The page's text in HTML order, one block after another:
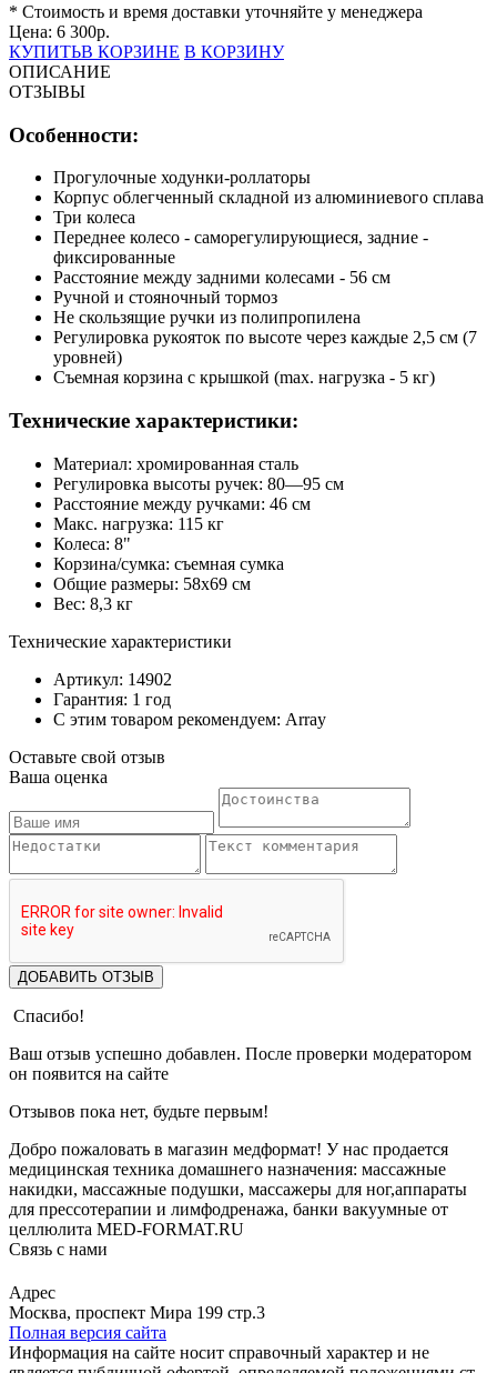
* Стоимость и время доставки уточняйте у менеджера
Цена: 6 300р.
КУПИТЬВ КОРЗИНЕ В КОРЗИНУ
ОПИСАНИЕ
ОТЗЫВЫ
Особенности:
Прогулочные ходунки-роллаторы
Корпус облегченный складной из алюминиевого сплава
Три колеса
Переднее колесо - саморегулирующиеся, задние -
фиксированные
Расстояние между задними колесами - 56 см
Ручной и стояночный тормоз
Не скользящие ручки из полипропилена
Регулировка рукояток по высоте через каждые 2,5 см (7
уровней)
Съемная корзина с крышкой (max. нагрузка - 5 кг)
Технические характеристики:
Материал: хромированная сталь
Регулировка высоты ручек: 80—95 см
Расстояние между ручками: 46 см
Макс. нагрузка: 115 кг
Колеса: 8"
Корзина/сумка: съемная сумка
Общие размеры: 58х69 см
Вес: 8,3 кг
Технические характеристики
Артикул: 14902
Гарантия: 1 год
С этим товаром рекомендуем: Array
Оставьте свой отзыв
Ваша оценка
ДОБАВИТЬ ОТЗЫВ
Спасибо!
Ваш отзыв успешно добавлен. После проверки модератором
он появится на сайте
Отзывов пока нет, будьте первым!
Добро пожаловать в магазин медформат! У нас продается
медицинская техника домашнего назначения: массажные
накидки, массажные подушки, массажеры для ног,аппараты
для прессотерапии и лимфодренажа, банки вакуумные от
целлюлита MED-FORMAT.RU
Связь с нами
Адрес
Москва, проспект Мира 199 стр.3
Полная версия сайта
Информация на сайте носит справочный характер и не